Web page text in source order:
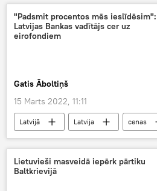
"Padsmit procentos mēs ieslīdēsim":
Latvijas Bankas vadītājs cer uz
eirofondiem
Gatis Āboltiņš
15 Marts 2022, 11:11
Latvijā Latvija
cenas
Ekonomika
Lietuvieši masveidā iepērk pārtiku
Baltkrievijā